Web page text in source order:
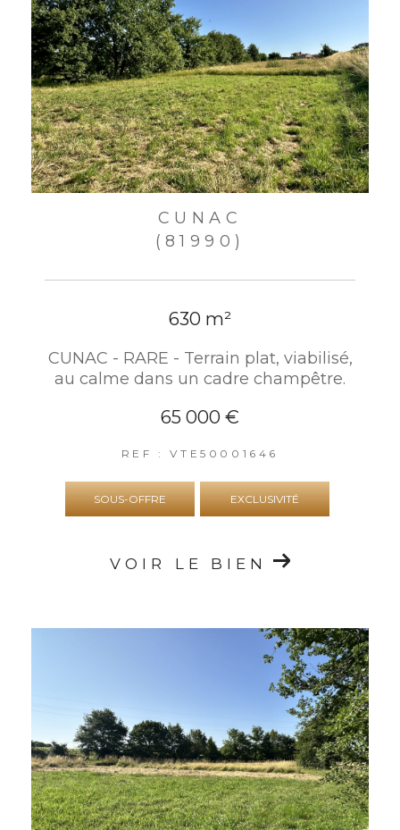
CUNAC
(81990)
630 m²
CUNAC - RARE - Terrain plat, viabilisé,
au calme dans un cadre champêtre.
65 000 €
REF : VTE50001646
SOUS-OFFRE EXCLUSIVITÉ
VOIR LE BIEN